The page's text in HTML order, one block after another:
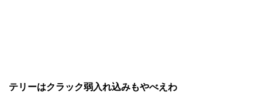
テリーはクラック弱入れ込みもやべえわ